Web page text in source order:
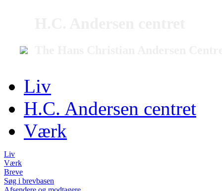
Liv
H.C. Andersen centret
Værk
Liv
Værk
Breve
Søg i brevbasen